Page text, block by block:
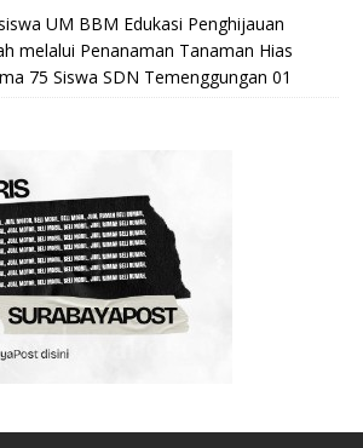
UM BBM Edukasi Penghijauan
melalui Penanaman Tanaman Hias
75 Siswa SDN Temenggungan 01